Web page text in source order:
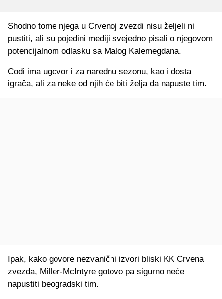
Shodno tome njega u Crvenoj zvezdi nisu željeli ni
pustiti, ali su pojedini mediji svejedno pisali o njegovom
potencijalnom odlasku sa Malog Kalemegdana.
Codi ima ugovor i za narednu sezonu, kao i dosta
igrača, ali za neke od njih će biti želja da napuste tim.
Ipak, kako govore nezvanični izvori bliski KK Crvena
zvezda, Miller-McIntyre gotovo pa sigurno neće
napustiti beogradski tim.